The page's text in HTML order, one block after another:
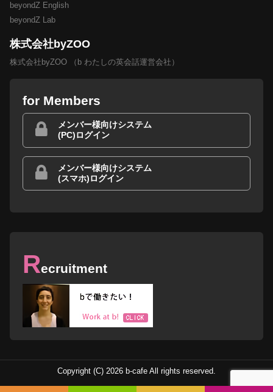
beyondZ English
beyondZ Lab
株式会社byZOO
株式会社byZOO （b わたしの英会話運営会社）
for Members
メンバー様向けシステム
(PC)ログイン
メンバー様向けシステム
(スマホ)ログイン
Recruitment
Copyright (C) 2026 b-cafe All rights reserved.